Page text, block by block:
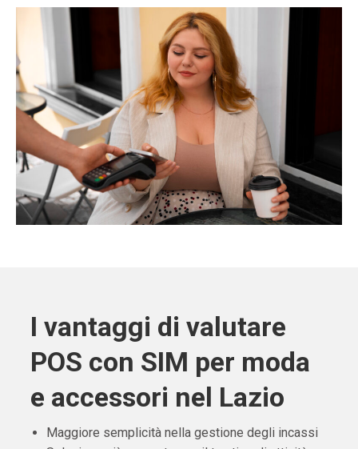
I vantaggi di valutare
POS con SIM per moda
e accessori nel Lazio
Maggiore semplicità nella gestione degli incassi